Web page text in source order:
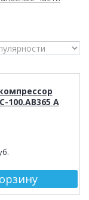
100.АВ365 A